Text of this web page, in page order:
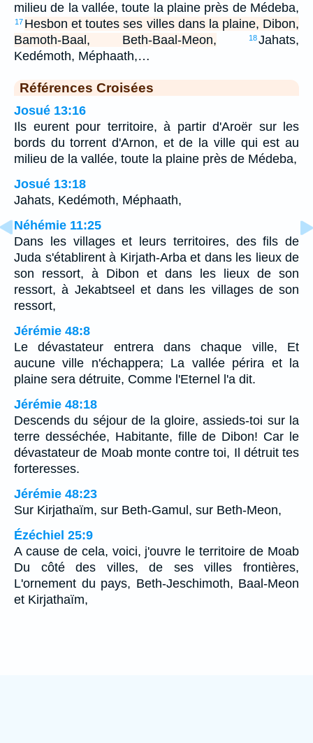
milieu de la vallée, toute la plaine près de Médeba,
17 Hesbon et toutes ses villes dans la plaine, Dibon,
Bamoth-Baal, Beth-Baal-Meon,
18Jahats,
Kedémoth, Méphaath,…
Références Croisées
Josué 13:16
Ils eurent pour territoire, à partir d'Aroër sur les
bords du torrent d'Arnon, et de la ville qui est au
milieu de la vallée, toute la plaine près de Médeba,
Josué 13:18
Jahats, Kedémoth, Méphaath,
Néhémie 11:25
Dans les villages et leurs territoires, des fils de
Juda s'établirent à Kirjath-Arba et dans les lieux de
son ressort, à Dibon et dans les lieux de son
ressort, à Jekabtseel et dans les villages de son
ressort,
Jérémie 48:8
Le dévastateur entrera dans chaque ville, Et
aucune ville n'échappera; La vallée périra et la
plaine sera détruite, Comme l'Eternel l'a dit.
Jérémie 48:18
Descends du séjour de la gloire, assieds-toi sur la
terre desséchée, Habitante, fille de Dibon! Car le
dévastateur de Moab monte contre toi, Il détruit tes
forteresses.
Jérémie 48:23
Sur Kirjathaïm, sur Beth-Gamul, sur Beth-Meon,
Ézéchiel 25:9
A cause de cela, voici, j'ouvre le territoire de Moab
Du côté des villes, de ses villes frontières,
L'ornement du pays, Beth-Jeschimoth, Baal-Meon
et Kirjathaïm,